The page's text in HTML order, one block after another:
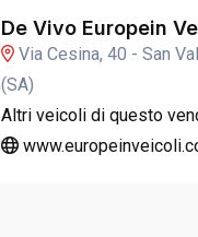
De Vivo Europein
Via Cesina, 40 - San
(SA)
Altri veicoli di questo